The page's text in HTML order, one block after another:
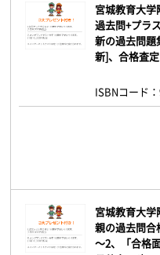
宮城教育大学
過去問+プラ
新の過去問題
新]、合格査
ISBNコード
宮城教育大学
親の過去問
～2、「合格